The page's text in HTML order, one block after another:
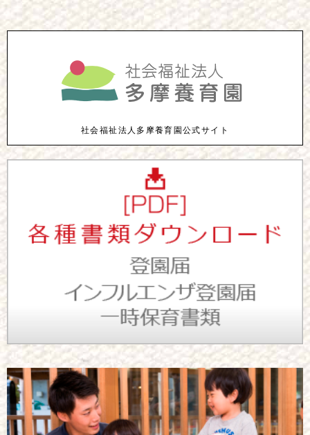
社会福祉法人多摩養育園公式サイト